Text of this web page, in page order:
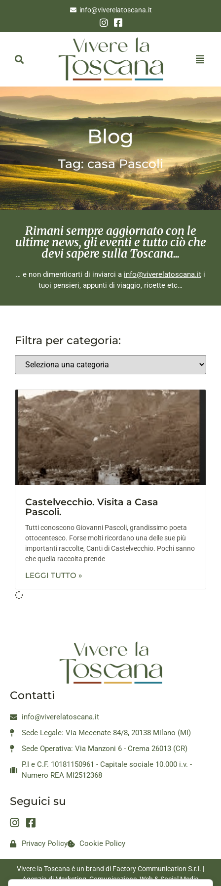
info@viverelatoscana.it
Blog
Tag: casa Pascoli
Rimani sempre aggiornato con le
ultime news, gli eventi e tutto ciò che
devi sapere sulla Toscana...
… e non dimenticarti di inviarci a info@viverelatoscana.it i
tuoi pensieri, appunti di viaggio, ricette etc…
Filtra per categoria:
Castelvecchio. Visita a Casa
Pascoli.
Tutti conoscono Giovanni Pascoli, grandissimo poeta
ottocentesco. Forse molti ricordano una delle sue più
importanti raccolte, Canti di Castelvecchio. Pochi sanno
che quella raccolta prende
LEGGI TUTTO »
Contatti
info@viverelatoscana.it
Sede Legale: Via Mecenate 84/8, 20138 Milano (MI)
Sede Operativa: Via Manzoni 6 - Crema 26013 (CR)
P.I e C.F. 10181150961 - Capitale sociale 10.000 i.v. -
Numero REA MI2512368
Seguici su
Privacy Policy Cookie Policy
Vivere la Toscana è un brand di Factory Communication S.r.l. |
Agenzia di Marketing, Comunicazione, Web & Social Media